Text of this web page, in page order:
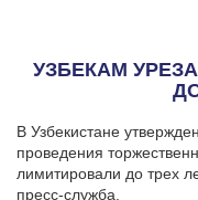
УЗБЕКАМ
В Узбекистане
проведения
лимитировали до трех
пресс-служба.